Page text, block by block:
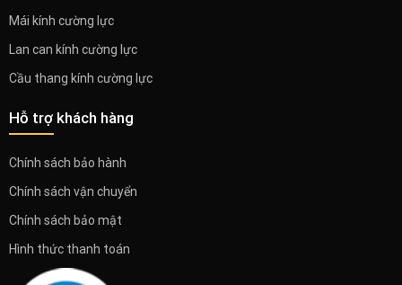
Mái kính cường lực
Lan can kính cường lực
Cầu thang kính cường lực
Hỗ trợ khách hàng
Chính sách bảo hành
Chính sách vận chuyển
Chính sách bảo mật
Hình thức thanh toán